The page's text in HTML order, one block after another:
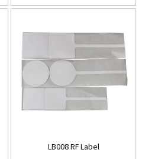
LB008 RF Label